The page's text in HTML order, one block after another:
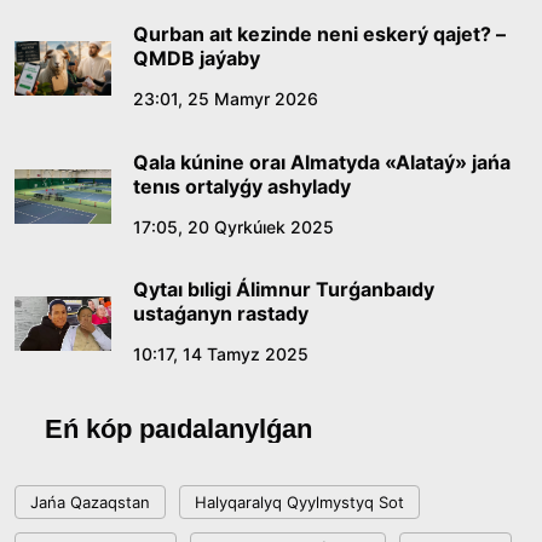
09:21, 21 Shilde 2026
Abaıdyń adam tárbıesi týraly kózqarastarynyń
18:59, 20 Shilde 2026
Jasandy ıntellekt: adamzattyń kómekshisi me,
18:16, 20 Shilde 2026
jetistikteri men damý baǵyty
Memleket basshysy Kóbeıtuz kóliniń jaı-kúıine
Qurban aıt kezinde neni eskerý qajet? –
QMDB jaýaby
23:01, 25 Mamyr 2026
Qala kúnine oraı Almatyda «Alataý» jańa
tenıs ortalyǵy ashylady
17:05, 20 Qyrkúıek 2025
Qytaı bıligi Álimnur Turǵanbaıdy
ustaǵanyn rastady
10:17, 14 Tamyz 2025
Eń kóp paıdalanylǵan
Jańa Qazaqstan Halyqaralyq Qyylmystyq Sot